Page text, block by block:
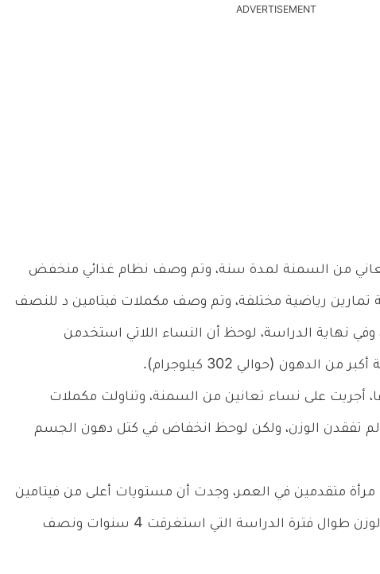
ADVERTISEMENT
على 218 مرأة تعاني من السمنة لمدة سنة، وتم وصف نظام غذائي منخفض
تمارين رياضية مختلفة، وتم وصف مكملات فيتامين د للنصف
وفي نهاية الدراسة، لوحظ أن النساء اللاتي استخدمن
الدهون (حوالي 302 كيلوجرام).
مدتها 12 أسبوعًا، أجريت على نساء تعانين من السمنة، وتناولت مكملات
ولم تفقدن الوزن، ولكن لوحظ انخفاض في كتل دهون الجسم
دراسة ثالثة على حوالي 4600 مرأة متقدمين في العمر، وجدت أن مستويات أعلى من فيتامين
د تساعد على الحد من زيادة الوزن طوال فترة الدراسة التي استغرقت 4 سنوات ونصف